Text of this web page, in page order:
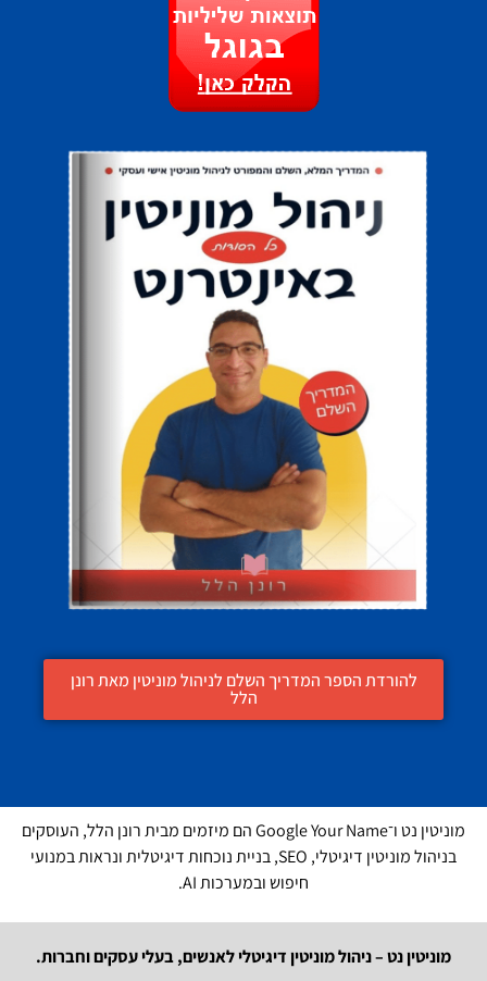
להורדת הספר המדריך השלם לניהול מוניטין מאת רונן
הלל
מוניטין נט ו־Google Your Name הם מיזמים מבית רונן הלל, העוסקים
בניהול מוניטין דיגיטלי, SEO, בניית נוכחות דיגיטלית ונראות במנועי
חיפוש ובמערכות AI.
מוניטין נט – ניהול מוניטין דיגיטלי לאנשים, בעלי עסקים וחברות.